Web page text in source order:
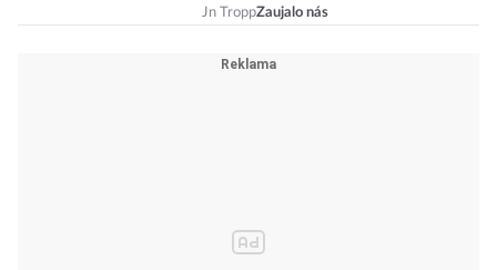
Jn TroppZaujalo nás